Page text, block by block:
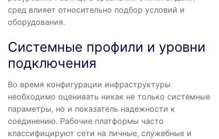
сред влияет относительно подбор условий и
оборудования.
Системные профили и уровни
подключения
Во время конфигурации инфраструктуры
необходимо оценивать никак не только системные
параметры, но и показатель надежности к
соединению. Рабочие платформы часто
классифицируют сети на личные, служебные и